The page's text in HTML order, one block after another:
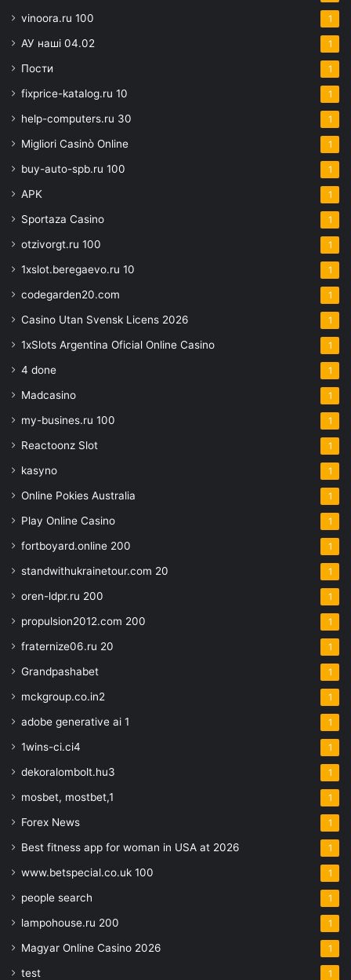
vinoora.ru 100 1
АУ наші 04.02 1
Пости 1
fixprice-katalog.ru 10 1
help-computers.ru 30 1
Migliori Casinò Online 1
buy-auto-spb.ru 100 1
APK 1
Sportaza Casino 1
otzivorgt.ru 100 1
1xslot.beregaevo.ru 10 1
codegarden20.com 1
Casino Utan Svensk Licens 2026 1
1xSlots Argentina Oficial Online Casino 1
4 done 1
Madcasino 1
my-busines.ru 100 1
Reactoonz Slot 1
kasyno 1
Online Pokies Australia 1
Play Online Casino 1
fortboyard.online 200 1
standwithukrainetour.com 20 1
oren-ldpr.ru 200 1
propulsion2012.com 200 1
fraternize06.ru 20 1
Grandpashabet 1
mckgroup.co.in2 1
adobe generative ai 1 1
1wins-ci.ci4 1
dekoralombolt.hu3 1
mosbet, mostbet,1 1
Forex News 1
Best fitness app for woman in USA at 2026 1
www.betspecial.co.uk 100 1
people search 1
lampohouse.ru 200 1
Magyar Online Casino 2026 1
test 1